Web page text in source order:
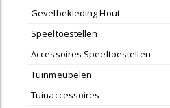
Gevelbekleding Hout
Speeltoestellen
Accessoires Speeltoestellen
Tuinmeubelen
Tuinaccessoires